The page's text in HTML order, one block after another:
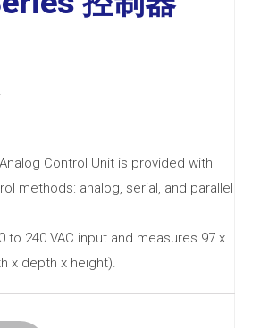
Control Unit is provided with
methods: analog, serial, and parallel
to 240 VAC input and measures 97 x
x depth x height).